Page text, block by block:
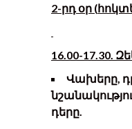
2-րդ օր (
16.00-17.30.
Վախերը,
դերը